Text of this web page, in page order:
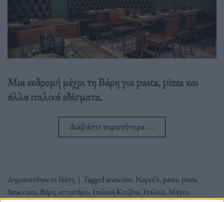
Μια εκδρομή μέχρι τη Βάρη για pasta, pizza και
άλλα ιταλικά εδέσματα.
Διαβάστε περισσότερα →
Δημοσιεύθηκε σεΓεύση | Taggedarancino, Napul’è, pasta, pizza,
Stracciata, Βάρη, εστιατόριο, Ιταλική Κουζίνα, Ιταλικό, Μάγκυ